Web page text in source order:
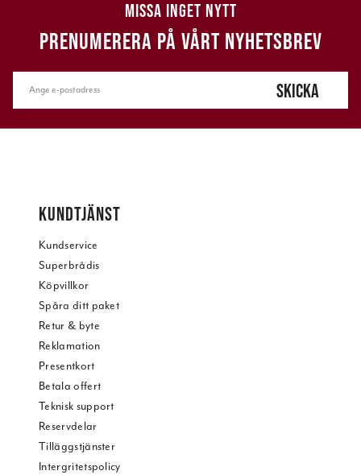
MISSA INGET NYTT
PRENUMERERA PÅ VÅRT NYHETSBREV
SKICKA
KUNDTJÄNST
Kundservice
Superbrådis
Köpvillkor
Spåra ditt paket
Retur & byte
Reklamation
Presentkort
Betala offert
Teknisk support
Reservdelar
Tilläggstjänster
Intergritetspolicy